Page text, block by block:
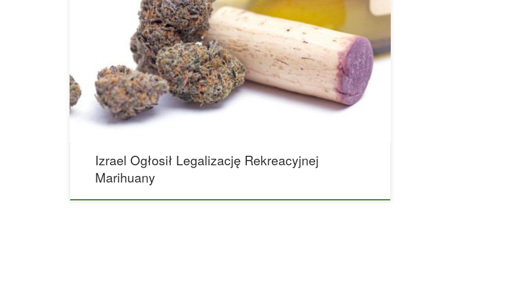
Izrael ogłosił zamiary legalizacji rekreacyjnych marihuany. Wydaje się, że Izrael
jest gotowy zalegalizować rekreacyjną marihuanę. Izrael właśnie ogłosił, że
kraj przygotowuje wniosek, który zalegalizuje oraz ureguluje marihuanę w
całym kraju, dołączając do wielu krajów posiadający legalną marihuanę na
całym świecie. Ogłoszenie pochodzi od międzyresortowego komitetu, który od
jakiegoś czasu debatuje nad regulacją rynku konopi indyjskich w Izraelu,
pracując nad tym […]
Izrael Ogłosił Legalizację Rekreacyjnej
Marihuany